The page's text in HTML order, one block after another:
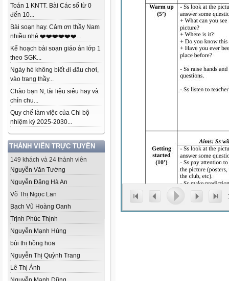
Toán 1 KNTT. Bài Các số từ 0
đến 10...
Bài soạn hay. Cảm ơn thầy Nam
nhiều nhé ❤️❤️❤️❤️❤️❤️...
Kế hoạch bài soạn giáo án lớp 1
theo SGK...
Ngày hè không biết đi đâu chơi,
vào trang thầy...
Chào bạn N, tài liệu siêu hay và
chỉn chu...
Quy chế làm việc của Chi bộ
nhiệm kỳ 2025-2030...
THÀNH VIÊN TRỰC TUYẾN
149 khách và 24 thành viên
Nguyễn Văn Tường
Nguyễn Đặng Hà An
Võ Thị Ngọc Lan
Bạch Vũ Hoàng Oanh
Trịnh Phúc Thịnh
Nguyễn Mạnh Hùng
bùi thị hồng hoa
Nguyễn Thị Quỳnh Trang
Lê Thị Ánh